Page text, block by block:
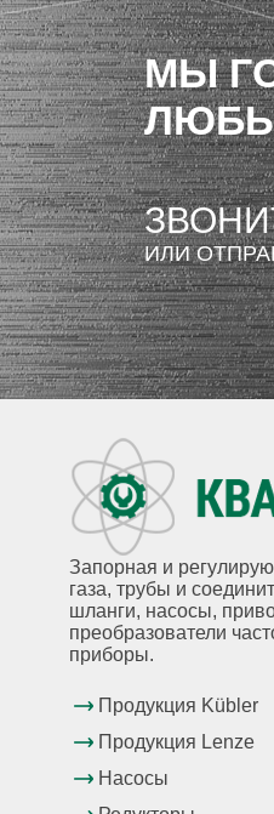
МЫ
ИЛИ
Запорная и
газа, трубы и
шланги, насосы,
преобразователи
приборы.
Продукция Kübler
Продукция Lenze
Насосы